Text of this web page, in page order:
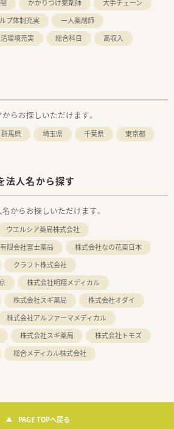
かかりつけ薬剤師
大手チェーン
プ体制充実
一人薬剤師
環境充実 総合科目
高収入
らお探しいただけます。
群馬県 埼玉県 千葉県
東京都
法人名から探す
からお探しいただけます。
ウエルシア薬局株式会社
有限会社富士薬局
株式会社なの花東日本
クラフト株式会社
株式会社明翔メディカル
株式会社スギ薬局
株式会社オダイ
株式会社アルファーマメディカル
株式会社スギ薬局
株式会社トモズ
総合メディカル株式会社
PAGE TOPへ戻る